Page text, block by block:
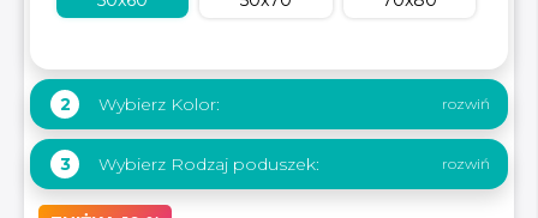
2 Wybierz Kolor:
3 Wybierz Rodzaj poduszek: